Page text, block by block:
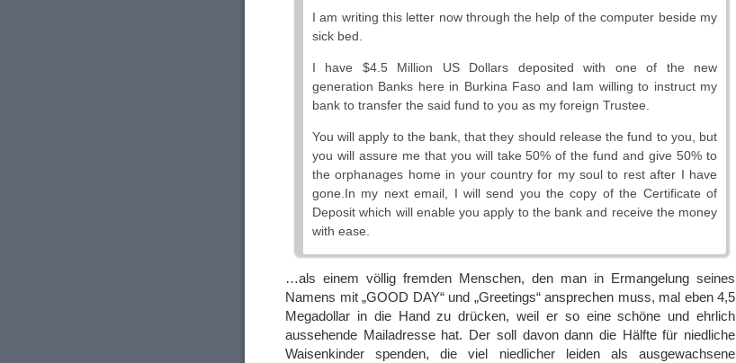
I am writing this letter now through the help of the computer beside my
sick bed.
I have $4.5 Million US Dollars deposited with one of the new
generation Banks here in Burkina Faso and Iam willing to instruct my
bank to transfer the said fund to you as my foreign Trustee.
You will apply to the bank, that they should release the fund to you, but
you will assure me that you will take 50% of the fund and give 50% to
the orphanages home in your country for my soul to rest after I have
gone.In my next email, I will send you the copy of the Certificate of
Deposit which will enable you apply to the bank and receive the money
with ease.
…als einem völlig fremden Menschen, den man in Ermangelung seines
Namens mit „GOOD DAY“ und „Greetings“ ansprechen muss, mal eben 4,5
Megadollar in die Hand zu drücken, weil er so eine schöne und ehrlich
aussehende Mailadresse hat. Der soll davon dann die Hälfte für niedliche
Waisenkinder spenden, die viel niedlicher leiden als ausgewachsene